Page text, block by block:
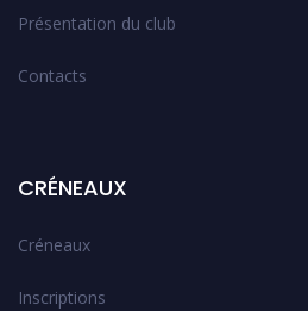
Présentation du club
Contacts
CRÉNEAUX
Créneaux
Inscriptions